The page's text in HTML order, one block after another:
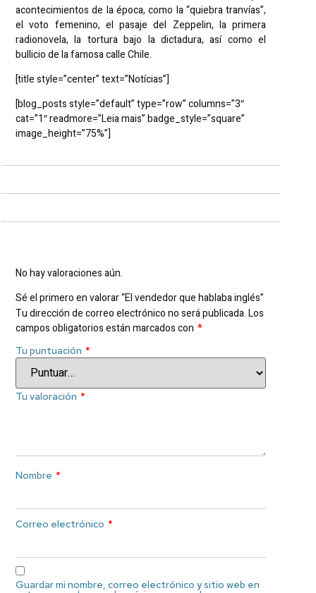
acontecimientos de la época, como la “quiebra tranvías”,
el voto femenino, el pasaje del Zeppelin, la primera
radionovela, la tortura bajo la dictadura, así como el
bullicio de la famosa calle Chile.
[title style=”center” text=”Notícias”]
[blog_posts style=”default” type=”row” columns=”3″
cat=”1″ readmore=”Leia mais” badge_style=”square”
image_height=”75%”]
No hay valoraciones aún.
Sé el primero en valorar “El vendedor que hablaba inglés”
Tu dirección de correo electrónico no será publicada.Los
campos obligatorios están marcados con *
Tu puntuación *
Tu valoración *
Nombre *
Correo electrónico *
Guardar mi nombre, correo electrónico y sitio web en